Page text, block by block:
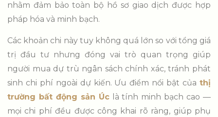
nhằm đảm bảo toàn bộ hồ sơ giao dịch được hợp
pháp hóa và minh bạch.
Các khoản chi này tuy không quá lớn so với tổng giá
trị đầu tư nhưng đóng vai trò quan trọng giúp
người mua dự trù ngân sách chính xác, tránh phát
sinh chi phí ngoài dự kiến. Ưu điểm nổi bật của thị
trường bất động sản Úclà tính minh bạch cao —
mọi chi phí đều được công khai rõ ràng, giúp phụ